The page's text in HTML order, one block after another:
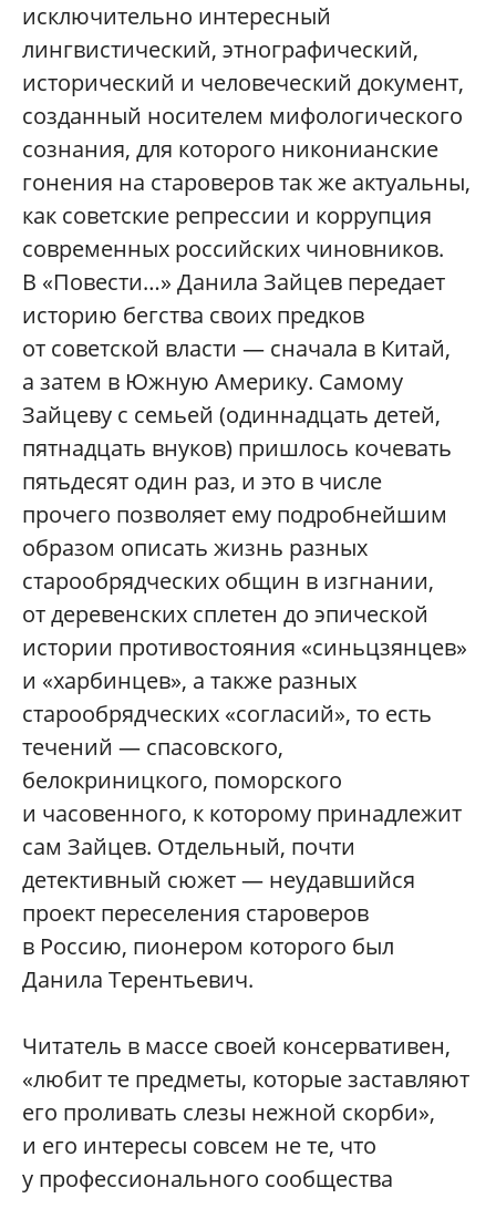
исключительно интересный
лингвистический, этнографический,
исторический и человеческий документ,
созданный носителем мифологического
сознания, для которого никонианские
гонения на староверов так же актуальны,
как советские репрессии и коррупция
современных российских чиновников.
В «Повести…» Данила Зайцев передает
историю бегства своих предков
от советской власти — сначала в Китай,
а затем в Южную Америку. Самому
Зайцеву с семьей (одиннадцать детей,
пятнадцать внуков) пришлось кочевать
пятьдесят один раз, и это в числе
прочего позволяет ему подробнейшим
образом описать жизнь разных
старообрядческих общин в изгнании,
от деревенских сплетен до эпической
истории противостояния «синьцзянцев»
и «харбинцев», а также разных
старообрядческих «согласий», то есть
течений — спасовского,
белокриницкого, поморского
и часовенного, к которому принадлежит
сам Зайцев. Отдельный, почти
детективный сюжет — неудавшийся
проект переселения староверов
в Россию, пионером которого был
Данила Терентьевич.
Читатель в массе своей консервативен,
«любит те предметы, которые заставляют
его проливать слезы нежной скорби»,
и его интересы совсем не те, что
у профессионального сообщества